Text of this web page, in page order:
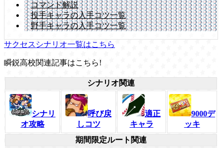
コマンド解説
投手キャラの入手コツ一覧
野手キャラの入手コツ一覧
サクセスシナリオ一覧はこちら
瞬鋭高校関連記事はこちら!
シナリオ関連
シナリ
オ攻略
呼び戻
しコツ
適正
キャラ
9000デ
ッキ
期間限定ルート関連